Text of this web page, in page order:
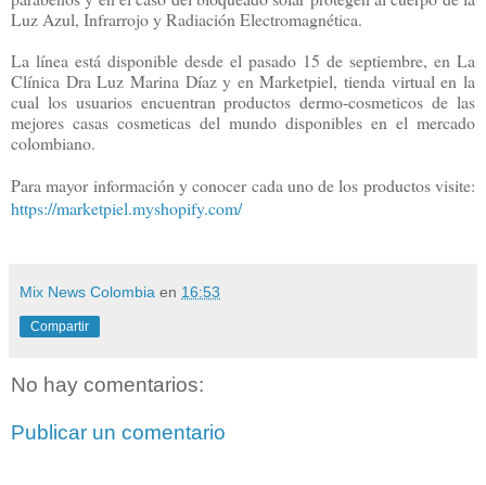
Luz Azul, Infrarrojo y Radiación Electromagnética.
La línea está disponible desde el pasado 15 de septiembre, en La
Clínica Dra Luz Marina Díaz y en Marketpiel, tienda virtual en la
cual los usuarios encuentran productos dermo-cosmeticos de las
mejores casas cosmeticas del mundo disponibles en el mercado
colombiano.
Para mayor información y conocer cada uno de los productos visite:
https://marketpiel.myshopify.com/
Mix News Colombia en 16:53
Compartir
No hay comentarios:
Publicar un comentario